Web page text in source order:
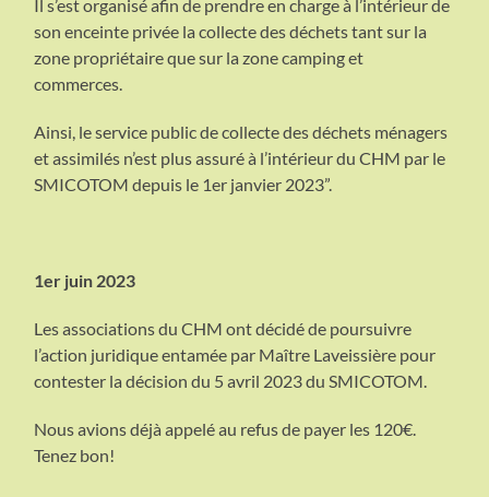
Il s’est organisé afin de prendre en charge à l’intérieur de
son enceinte privée la collecte des déchets tant sur la
zone propriétaire que sur la zone camping et
commerces.
Ainsi, le service public de collecte des déchets ménagers
et assimilés n’est plus assuré à l’intérieur du CHM par le
SMICOTOM depuis le 1er janvier 2023”.
1er juin 2023
Les associations du CHM ont décidé de poursuivre
l’action juridique entamée par Maître Laveissière pour
contester la décision du 5 avril 2023 du SMICOTOM.
Nous avions déjà appelé au refus de payer les 120€.
Tenez bon!